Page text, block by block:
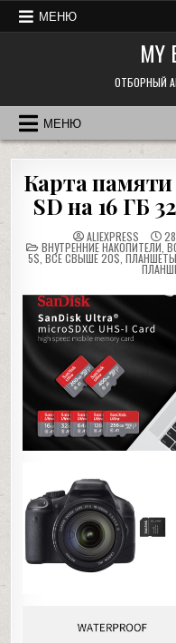
Перейти
МЕНЮ
MY
ОТБОРНЫЙ
МЕНЮ
Карта
SD на 16 ГБ
ALIEXPRESS
POSTED
IN
ВНУТРЕННИЕ НАКОПИТЕЛИ
5$ ВСЕ СВЫШЕ 20$